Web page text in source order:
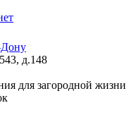
Дону
д.148
для загородной жизни